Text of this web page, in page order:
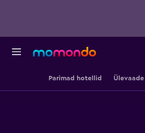
Parimad hotellid Ülevaade